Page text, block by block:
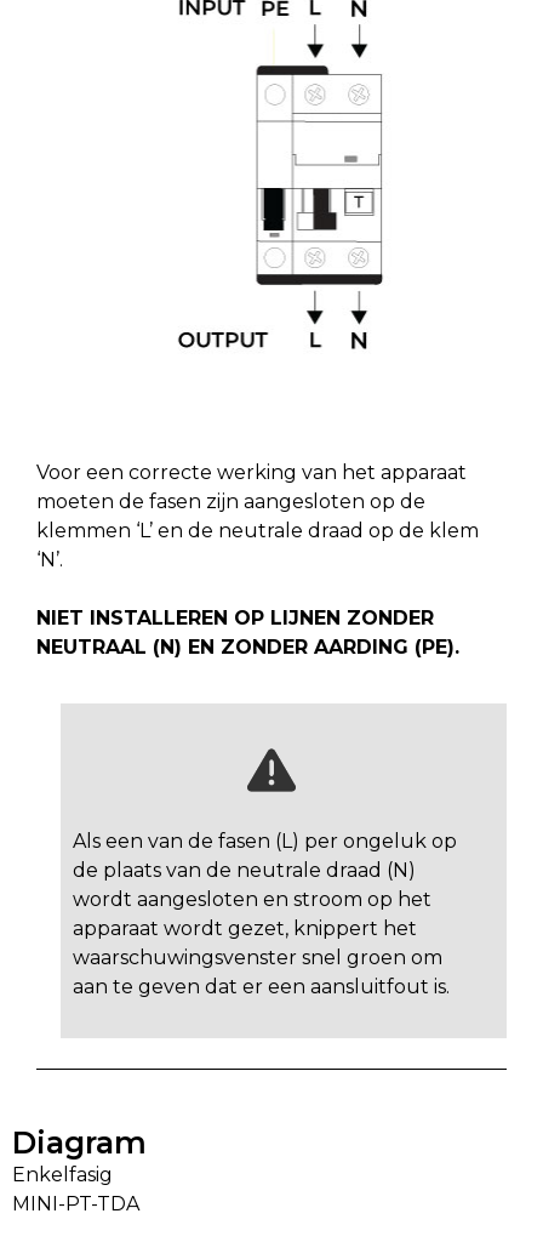
Voor een correcte werking van het apparaat
moeten de fasen zijn aangesloten op de
klemmen ‘L’ en de neutrale draad op de klem
‘N’.
NIET INSTALLEREN OP LIJNEN ZONDER
NEUTRAAL (N) EN ZONDER AARDING (PE).
Als een van de fasen (L) per ongeluk op
de plaats van de neutrale draad (N)
wordt aangesloten en stroom op het
apparaat wordt gezet, knippert het
waarschuwingsvenster snel groen om
aan te geven dat er een aansluitfout is.
Diagram
Enkelfasig
MINI-PT-TDA